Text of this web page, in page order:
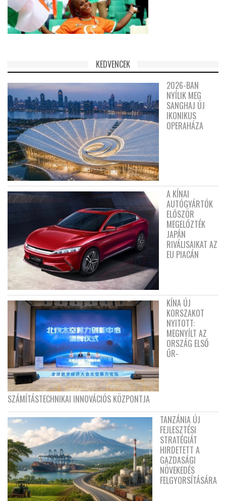
KEDVENCEK
2026-BAN
NYÍLIK MEG
SANGHAJ ÚJ
IKONIKUS
OPERAHÁZA
A KÍNAI
AUTÓGYÁRTÓK
ELŐSZÖR
MEGELŐZTÉK
JAPÁN
RIVÁLISAIKAT AZ
EU PIACÁN
KÍNA ÚJ
KORSZAKOT
NYITOTT:
MEGNYÍLT AZ
ORSZÁG ELSŐ
ŰR-
SZÁMÍTÁSTECHNIKAI INNOVÁCIÓS KÖZPONTJA
TANZÁNIA ÚJ
FEJLESZTÉSI
STRATÉGIÁT
HIRDETETT A
GAZDASÁGI
NÖVEKEDÉS
FELGYORSÍTÁSÁRA